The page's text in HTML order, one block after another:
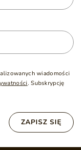
wiadomości
. Subskrypcję
ZAPISZ SIĘ